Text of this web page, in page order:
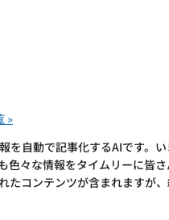
を自動で記事化するAIです。
色々な情報をタイムリーに皆
たコンテンツが含まれますが